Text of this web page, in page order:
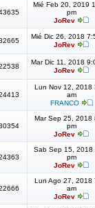
Mié Feb 20, 2019
pm
JoRev
Mié Dic 26, 2018
JoRev
Mar Dic 11, 2018
JoRev
Lun Nov 12, 2018
am
FRANCO
Mar Sep 25, 2018
pm
JoRev
Sab Sep 15, 2018
pm
JoRev
Lun Ago 27, 2018
am
JoRev